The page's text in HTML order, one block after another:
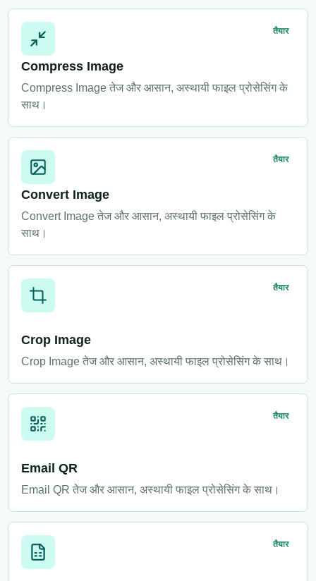
तैयार
Compress Image
Compress Image तेज और आसान, अस्थायी फाइल प्रोसेसिंग के
साथ।
तैयार
Convert Image
Convert Image तेज और आसान, अस्थायी फाइल प्रोसेसिंग के
साथ।
तैयार
Crop Image
Crop Image तेज और आसान, अस्थायी फाइल प्रोसेसिंग के साथ।
तैयार
Email QR
Email QR तेज और आसान, अस्थायी फाइल प्रोसेसिंग के साथ।
तैयार